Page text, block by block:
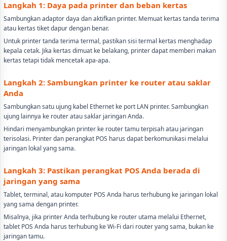
Langkah 1: Daya pada printer dan beban kertas
Sambungkan adaptor daya dan aktifkan printer. Memuat kertas tanda terima
atau kertas tiket dapur dengan benar.
Untuk printer tanda terima termal, pastikan sisi termal kertas menghadap
kepala cetak. Jika kertas dimuat ke belakang, printer dapat memberi makan
kertas tetapi tidak mencetak apa-apa.
Langkah 2: Sambungkan printer ke router atau saklar
Anda
Sambungkan satu ujung kabel Ethernet ke port LAN printer. Sambungkan
ujung lainnya ke router atau saklar jaringan Anda.
Hindari menyambungkan printer ke router tamu terpisah atau jaringan
terisolasi. Printer dan perangkat POS harus dapat berkomunikasi melalui
jaringan lokal yang sama.
Langkah 3: Pastikan perangkat POS Anda berada di
jaringan yang sama
Tablet, terminal, atau komputer POS Anda harus terhubung ke jaringan lokal
yang sama dengan printer.
Misalnya, jika printer Anda terhubung ke router utama melalui Ethernet,
tablet POS Anda harus terhubung ke Wi-Fi dari router yang sama, bukan ke
jaringan tamu.